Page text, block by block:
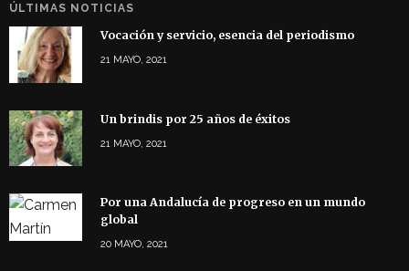
ÚLTIMAS NOTICIAS
Vocación y servicio, esencia del periodismo
21 MAYO, 2021
Un brindis por 25 años de éxitos
21 MAYO, 2021
Por una Andalucía de progreso en un mundo
global
20 MAYO, 2021